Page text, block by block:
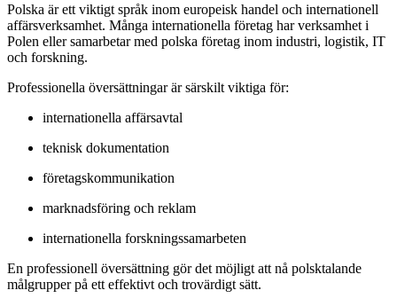
Polska är ett viktigt språk inom europeisk handel och internationell
affärsverksamhet. Många internationella företag har verksamhet i
Polen eller samarbetar med polska företag inom industri, logistik, IT
och forskning.
Professionella översättningar är särskilt viktiga för:
internationella affärsavtal
teknisk dokumentation
företagskommunikation
marknadsföring och reklam
internationella forskningssamarbeten
En professionell översättning gör det möjligt att nå polsktalande
målgrupper på ett effektivt och trovärdigt sätt.